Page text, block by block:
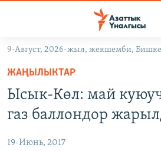
Навигацияга
өтүңүз
Издөөгө
салыңызКЫРГЫЗСТАН
ЭКОНОМИКА
ДҮЙНӨ
БОРБОР АЗИЯ
АТАЙЫН ИЛИКТӨӨ
9-Август, 2026-жыл, жекшемби,
ЖАҢЫЛЫКТАР
Ысык-Көл: май
газ баллондор
19-Июнь, 2017